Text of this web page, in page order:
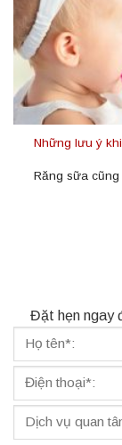
Những lưu ý
Răng sữa
Đặt hẹn ngay